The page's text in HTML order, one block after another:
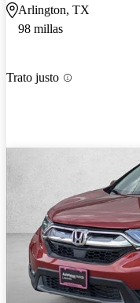
Arlington, TX
98 millas
Trato justo